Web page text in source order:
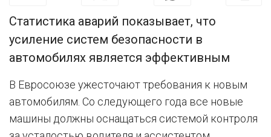
Статистика аварий показывает, что
усиление систем безопасности в
автомобилях является эффективным
В Евросоюзе ужесточают требования к новым
автомобилям. Со следующего года все новые
машины должны оснащаться системой контроля